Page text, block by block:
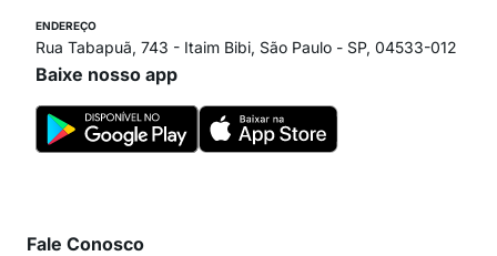
ENDEREÇO
Rua Tabapuã, 743 - Itaim Bibi, São Paulo - SP, 04533-012
Baixe nosso app
Fale Conosco